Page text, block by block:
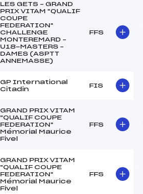
LES GETS – GRAND
PRIX VITAM "QUALIF
COUPE
FEDERATION"
CHALLENGE
MONTEREMARD –
U18-MASTERS –
DAMES (ASPTT
ANNEMASSE)
FFS
GP International
Citadin
FIS
GRAND PRIX VITAM
"QUALIF COUPE
FEDERATION"
Mémorial Maurice
Fivel
FFS
GRAND PRIX VITAM
"QUALIF COUPE
FEDERATION"
Mémorial Maurice
Fivel
FFS